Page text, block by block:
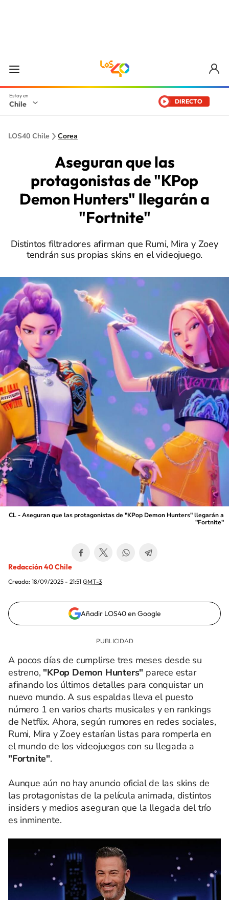
Chile DIRECTO
LOS40 Chile Corea
Aseguran que las
protagonistas de "KPop
Demon Hunters" llegarán a
"Fortnite"
Distintos filtradores afirman que Rumi, Mira y Zoey
tendrán sus propias skins en el videojuego.
CL - Aseguran que las protagonistas de "KPop Demon Hunters" llegarán a
"Fortnite"
Redacción 40 Chile
Creada: 18/09/2025 - 21:51 GMT-3
Añadir LOS40 en Google
A pocos días de cumplirse tres meses desde su
estreno, "KPop Demon Hunters" parece estar
afinando los últimos detalles para conquistar un
nuevo mundo. A sus espaldas lleva el puesto
número 1 en varios charts musicales y en rankings
de Netflix. Ahora, según rumores en redes sociales,
Rumi, Mira y Zoey estarían listas para romperla en
el mundo de los videojuegos con su llegada a
"Fortnite".
Aunque aún no hay anuncio oficial de las skins de
las protagonistas de la película animada, distintos
insiders y medios aseguran que la llegada del trío
es inminente.